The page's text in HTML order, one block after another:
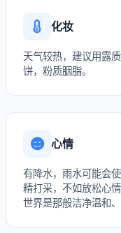
化妆
天气较热，建议用露
饼，粉质胭脂。
心情
有降水，雨水可能会
精打采，不如放松心
世界是那般洁净温和、